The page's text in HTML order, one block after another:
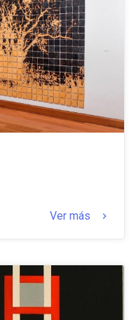
Ver más keyboard_arrow_right